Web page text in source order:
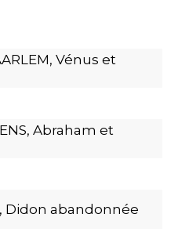
Vénus et
Abraham et
Didon abandonnée